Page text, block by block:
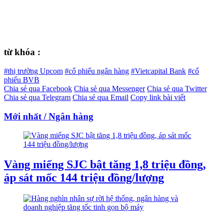
từ khóa :
#thị trường Upcom #cổ phiếu ngân hàng #Vietcapital Bank #cổ
phiếu BVB
Chia sẻ qua Facebook Chia sẻ qua Messenger Chia sẻ qua Twitter
Chia sẻ qua Telegram Chia sẻ qua Email Copy link bài viết
Mới nhất / Ngân hàng
Vàng miếng SJC bật tăng 1,8 triệu đồng,
áp sát mốc 144 triệu đồng/lượng